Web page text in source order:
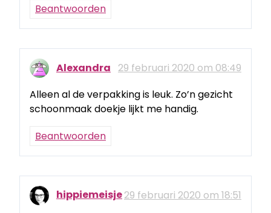
Beantwoorden
Alexandra
29 februari 2020 om 08:49
Alleen al de verpakking is leuk. Zo’n gezicht
schoonmaak doekje lijkt me handig.
Beantwoorden
hippiemeisje29 februari 2020 om 18:51